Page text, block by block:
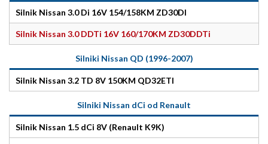
Silnik Nissan 3.0 Di 16V 154/158KM ZD30DI
Silnik Nissan 3.0 DDTi 16V 160/170KM ZD30DDTi
Silniki Nissan QD (1996-2007)
Silnik Nissan 3.2 TD 8V 150KM QD32ETI
Silniki Nissan dCi od Renault
Silnik Nissan 1.5 dCi 8V (Renault K9K)